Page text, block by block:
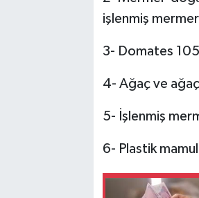
işlenmiş
3- Domates
4- Ağaç ve
5- İşlenmiş
6- Plastik